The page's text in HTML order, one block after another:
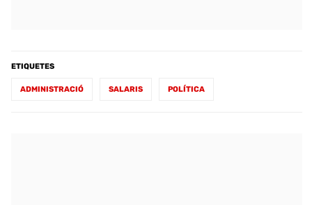
ETIQUETES
ADMINISTRACIÓ SALARIS POLÍTICA